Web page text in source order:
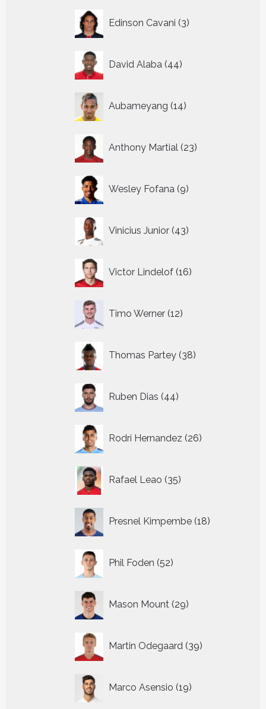
Edinson Cavani 3
producten
David Alaba 44
producten
Aubameyang 14
producten
Anthony Martial 23
producten
Wesley Fofana 9
producten
Vinicius Junior 43
producten
Victor Lindelof 16
producten
Timo Werner 12
producten
Thomas Partey 38
producten
Ruben Dias 44
producten
Rodri Hernandez 26
producten
Rafael Leao 35
producten
Presnel Kimpembe 18
producten
Phil Foden 52
producten
Mason Mount 29
producten
Martin Odegaard 39
producten
Marco Asensio 19
producten